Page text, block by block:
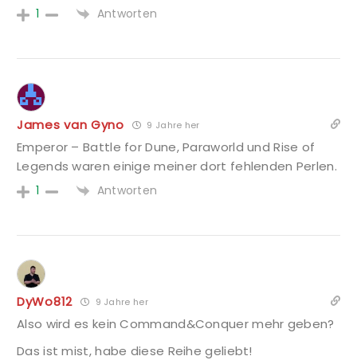
1 Antworten
James van Gyno 9 Jahre her
Emperor – Battle for Dune, Paraworld und Rise of
Legends waren einige meiner dort fehlenden Perlen.
1 Antworten
DyWo812 9 Jahre her
Also wird es kein Command&Conquer mehr geben?
Das ist mist, habe diese Reihe geliebt!